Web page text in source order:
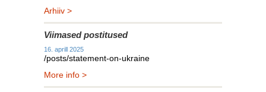
Arhiiv >
Viimased postitused
16. aprill 2025
/posts/statement-on-ukraine
More info >